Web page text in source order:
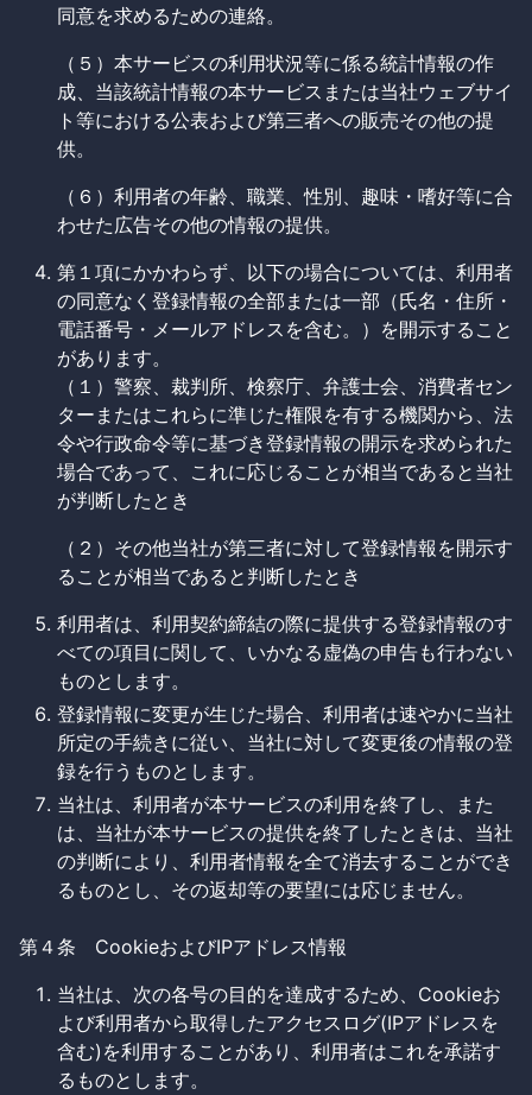
同意を求めるための連絡。
（５）本サービスの利用状況等に係る統計情報の作
成、当該統計情報の本サービスまたは当社ウェブサイ
ト等における公表および第三者への販売その他の提
供。
（６）利用者の年齢、職業、性別、趣味・嗜好等に合
わせた広告その他の情報の提供。
第１項にかかわらず、以下の場合については、利用者
の同意なく登録情報の全部または一部（氏名・住所・
電話番号・メールアドレスを含む。）を開示すること
があります。
（１）警察、裁判所、検察庁、弁護士会、消費者セン
ターまたはこれらに準じた権限を有する機関から、法
令や行政命令等に基づき登録情報の開示を求められた
場合であって、これに応じることが相当であると当社
が判断したとき
（２）その他当社が第三者に対して登録情報を開示す
ることが相当であると判断したとき
利用者は、利用契約締結の際に提供する登録情報のす
べての項目に関して、いかなる虚偽の申告も行わない
ものとします。
登録情報に変更が生じた場合、利用者は速やかに当社
所定の手続きに従い、当社に対して変更後の情報の登
録を行うものとします。
当社は、利用者が本サービスの利用を終了し、また
は、当社が本サービスの提供を終了したときは、当社
の判断により、利用者情報を全て消去することができ
るものとし、その返却等の要望には応じません。
第４条 CookieおよびIPアドレス情報
当社は、次の各号の目的を達成するため、Cookieお
よび利用者から取得したアクセスログ(IPアドレスを
含む)を利用することがあり、利用者はこれを承諾す
るものとします。